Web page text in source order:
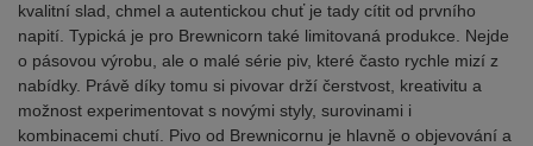
kvalitní slad, chmel a autentickou chuť je tady cítit od prvního
napití. Typická je pro Brewnicorn také limitovaná produkce. Nejde
o pásovou výrobu, ale o malé série piv, které často rychle mizí z
nabídky. Právě díky tomu si pivovar drží čerstvost, kreativitu a
možnost experimentovat s novými styly, surovinami i
kombinacemi chutí. Pivo od Brewnicornu je hlavně o objevování a